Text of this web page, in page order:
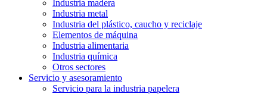
Industria madera
Industria metal
Industria del plástico, caucho y reciclaje
Elementos de máquina
Industria alimentaria
Industria química
Otros sectores
Servicio y asesoramiento
Servicio para la industria papelera